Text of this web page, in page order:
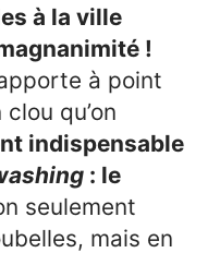
à la ville
!
à point
qu’on
indispensable
: le
seulement
mais en